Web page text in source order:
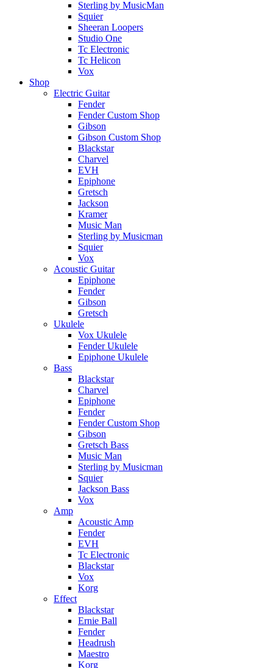
Sterling by MusicMan
Squier
Sheeran Loopers
Studio One
Tc Electronic
Tc Helicon
Vox
Shop
Electric Guitar
Fender
Fender Custom Shop
Gibson
Gibson Custom Shop
Blackstar
Charvel
EVH
Epiphone
Gretsch
Jackson
Kramer
Music Man
Sterling by Musicman
Squier
Vox
Acoustic Guitar
Epiphone
Fender
Gibson
Gretsch
Ukulele
Vox Ukulele
Fender Ukulele
Epiphone Ukulele
Bass
Blackstar
Charvel
Epiphone
Fender
Fender Custom Shop
Gibson
Gretsch Bass
Music Man
Sterling by Musicman
Squier
Jackson Bass
Vox
Amp
Acoustic Amp
Fender
EVH
Tc Electronic
Blackstar
Vox
Korg
Effect
Blackstar
Ernie Ball
Fender
Headrush
Maestro
Korg